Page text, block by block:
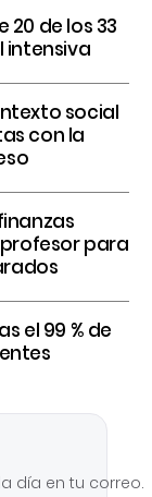
20 de los 33
intensiva
social
con la
para
el 99 % de
día en tu correo.